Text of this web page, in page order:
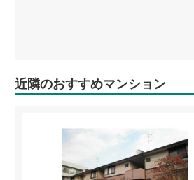
近隣のおすすめマンション